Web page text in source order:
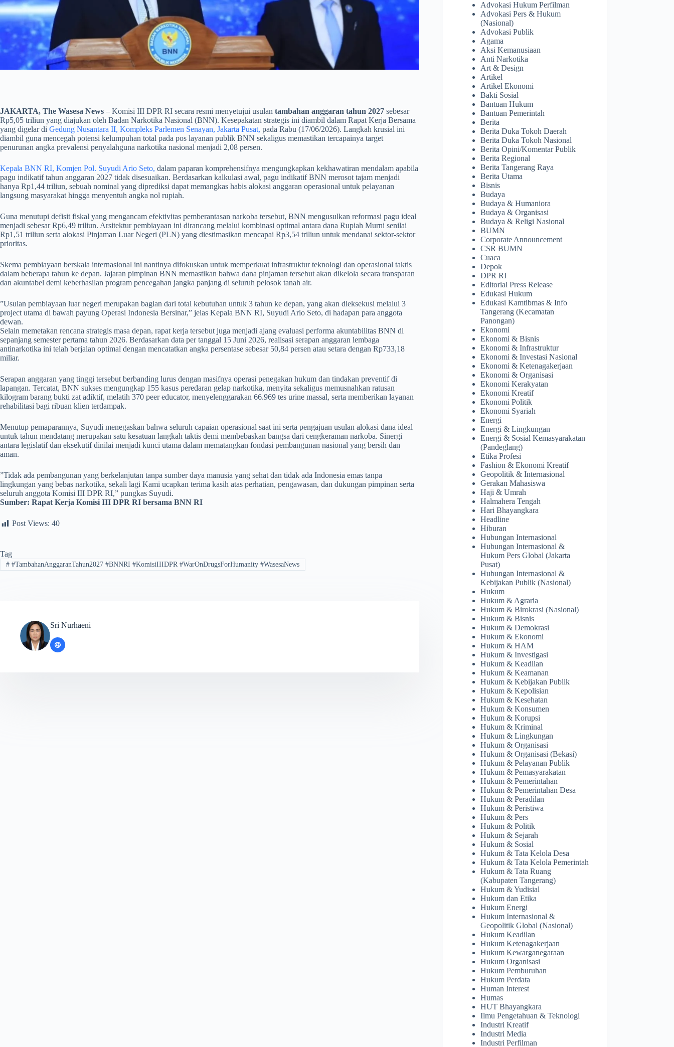
JAKARTA, The Wasesa News – Komisi III DPR RI secara resmi menyetujui usulan tambahan anggaran tahun 2027 sebesar
Rp5,05 triliun yang diajukan oleh Badan Narkotika Nasional (BNN). Kesepakatan strategis ini diambil dalam Rapat Kerja Bersama
yang digelar di Gedung Nusantara II, Kompleks Parlemen Senayan, Jakarta Pusat, pada Rabu (17/06/2026). Langkah krusial ini
diambil guna mencegah potensi kelumpuhan total pada pos layanan publik BNN sekaligus memastikan tercapainya target
penurunan angka prevalensi penyalahguna narkotika nasional menjadi 2,08 persen.
Kepala BNN RI, Komjen Pol. Suyudi Ario Seto, dalam paparan komprehensifnya mengungkapkan kekhawatiran mendalam apabila
pagu indikatif tahun anggaran 2027 tidak disesuaikan. Berdasarkan kalkulasi awal, pagu indikatif BNN merosot tajam menjadi
hanya Rp1,44 triliun, sebuah nominal yang diprediksi dapat memangkas habis alokasi anggaran operasional untuk pelayanan
langsung masyarakat hingga menyentuh angka nol rupiah.
​Guna menutupi defisit fiskal yang mengancam efektivitas pemberantasan narkoba tersebut, BNN mengusulkan reformasi pagu ideal
menjadi sebesar Rp6,49 triliun. Arsitektur pembiayaan ini dirancang melalui kombinasi optimal antara dana Rupiah Murni senilai
Rp1,51 triliun serta alokasi Pinjaman Luar Negeri (PLN) yang diestimasikan mencapai Rp3,54 triliun untuk mendanai sektor-sektor
prioritas.
​Skema pembiayaan berskala internasional ini nantinya difokuskan untuk memperkuat infrastruktur teknologi dan operasional taktis
dalam beberapa tahun ke depan. Jajaran pimpinan BNN memastikan bahwa dana pinjaman tersebut akan dikelola secara transparan
dan akuntabel demi keberhasilan program pencegahan jangka panjang di seluruh pelosok tanah air.
​”Usulan pembiayaan luar negeri merupakan bagian dari total kebutuhan untuk 3 tahun ke depan, yang akan dieksekusi melalui 3
project utama di bawah payung Operasi Indonesia Bersinar,” jelas Kepala BNN RI, Suyudi Ario Seto, di hadapan para anggota
dewan.
Selain memetakan rencana strategis masa depan, rapat kerja tersebut juga menjadi ajang evaluasi performa akuntabilitas BNN di
sepanjang semester pertama tahun 2026. Berdasarkan data per tanggal 15 Juni 2026, realisasi serapan anggaran lembaga
antinarkotika ini telah berjalan optimal dengan mencatatkan angka persentase sebesar 50,84 persen atau setara dengan Rp733,18
miliar.
​Serapan anggaran yang tinggi tersebut berbanding lurus dengan masifnya operasi penegakan hukum dan tindakan preventif di
lapangan. Tercatat, BNN sukses mengungkap 155 kasus peredaran gelap narkotika, menyita sekaligus memusnahkan ratusan
kilogram barang bukti zat adiktif, melatih 370 peer educator, menyelenggarakan 66.969 tes urine massal, serta memberikan layanan
rehabilitasi bagi ribuan klien terdampak.
​Menutup pemaparannya, Suyudi menegaskan bahwa seluruh capaian operasional saat ini serta pengajuan usulan alokasi dana ideal
untuk tahun mendatang merupakan satu kesatuan langkah taktis demi membebaskan bangsa dari cengkeraman narkoba. Sinergi
antara legislatif dan eksekutif dinilai menjadi kunci utama dalam mematangkan fondasi pembangunan nasional yang bersih dan
aman.
​”Tidak ada pembangunan yang berkelanjutan tanpa sumber daya manusia yang sehat dan tidak ada Indonesia emas tanpa
lingkungan yang bebas narkotika, sekali lagi Kami ucapkan terima kasih atas perhatian, pengawasan, dan dukungan pimpinan serta
seluruh anggota Komisi III DPR RI,” pungkas Suyudi.
Sumber: Rapat Kerja Komisi III DPR RI bersama BNN RI
Post Views: 40
Tag
##TambahanAnggaranTahun2027 #BNNRI #KomisiIIIDPR #WarOnDrugsForHumanity #WasesaNews
Sri Nurhaeni
Advokasi Hukum Perfilman
Advokasi Pers & Hukum
(Nasional)
Advokasi Publik
Agama
Aksi Kemanusiaan
Anti Narkotika
Art & Design
Artikel
Artikel Ekonomi
Bakti Sosial
Bantuan Hukum
Bantuan Pemerintah
Berita
Berita Duka Tokoh Daerah
Berita Duka Tokoh Nasional
Berita Opini/Komentar Publik
Berita Regional
Berita Tangerang Raya
Berita Utama
Bisnis
Budaya
Budaya & Humaniora
Budaya & Organisasi
Budaya & Religi Nasional
BUMN
Corporate Announcement
CSR BUMN
Cuaca
Depok
DPR RI
Editorial Press Release
Edukasi Hukum
Edukasi Kamtibmas & Info
Tangerang (Kecamatan
Panongan)
Ekonomi
Ekonomi & Bisnis
Ekonomi & Infrastruktur
Ekonomi & Investasi Nasional
Ekonomi & Ketenagakerjaan
Ekonomi & Organisasi
Ekonomi Kerakyatan
Ekonomi Kreatif
Ekonomi Politik
Ekonomi Syariah
Energi
Energi & Lingkungan
Energi & Sosial Kemasyarakatan
(Pandeglang)
Etika Profesi
Fashion & Ekonomi Kreatif
Geopolitik & Internasional
Gerakan Mahasiswa
Haji & Umrah
Halmahera Tengah
Hari Bhayangkara
Headline
Hiburan
Hubungan Internasional
Hubungan Internasional &
Hukum Pers Global (Jakarta
Pusat)
Hubungan Internasional &
Kebijakan Publik (Nasional)
Hukum
Hukum & Agraria
Hukum & Birokrasi (Nasional)
Hukum & Bisnis
Hukum & Demokrasi
Hukum & Ekonomi
Hukum & HAM
Hukum & Investigasi
Hukum & Keadilan
Hukum & Keamanan
Hukum & Kebijakan Publik
Hukum & Kepolisian
Hukum & Kesehatan
Hukum & Konsumen
Hukum & Korupsi
Hukum & Kriminal
Hukum & Lingkungan
Hukum & Organisasi
Hukum & Organisasi (Bekasi)
Hukum & Pelayanan Publik
Hukum & Pemasyarakatan
Hukum & Pemerintahan
Hukum & Pemerintahan Desa
Hukum & Peradilan
Hukum & Peristiwa
Hukum & Pers
Hukum & Politik
Hukum & Sejarah
Hukum & Sosial
Hukum & Tata Kelola Desa
Hukum & Tata Kelola Pemerintah
Hukum & Tata Ruang
(Kabupaten Tangerang)
Hukum & Yudisial
Hukum dan Etika
Hukum Energi
Hukum Internasional &
Geopolitik Global (Nasional)
Hukum Keadilan
Hukum Ketenagakerjaan
Hukum Kewarganegaraan
Hukum Organisasi
Hukum Pemburuhan
Hukum Perdata
Human Interest
Humas
HUT Bhayangkara
Ilmu Pengetahuan & Teknologi
Industri Kreatif
Industri Media
Industri Perfilman